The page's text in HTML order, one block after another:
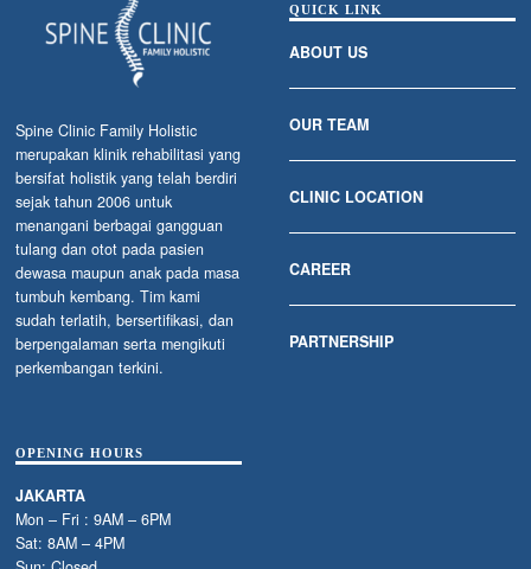
Spine Clinic Family Holistic
merupakan klinik rehabilitasi yang
bersifat holistik yang telah berdiri
sejak tahun 2006 untuk
menangani berbagai gangguan
tulang dan otot pada pasien
dewasa maupun anak pada masa
tumbuh kembang. Tim kami
sudah terlatih, bersertifikasi, dan
berpengalaman serta mengikuti
perkembangan terkini.
QUICK LINK
ABOUT US
OUR TEAM
CLINIC LOCATION
CAREER
PARTNERSHIP
OPENING HOURS
JAKARTA
Mon – Fri : 9AM – 6PM
Sat: 8AM – 4PM